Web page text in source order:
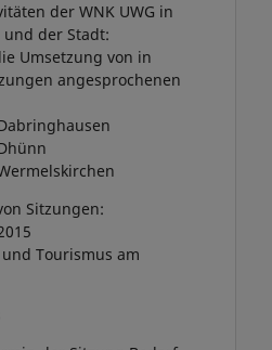
der WNK UWG in
der Stadt:
Umsetzung von in
angesprochenen
Sitzungen:
Tourismus am